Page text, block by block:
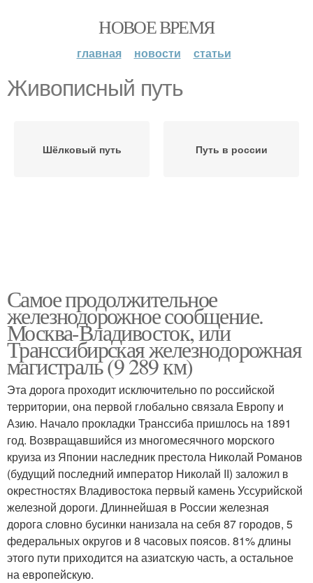
НОВОЕ ВРЕМЯ
главная новости статьи
Живописный путь
Шёлковый путь Путь в россии
Самое продолжительное
железнодорожное сообщение.
Москва-Владивосток, или
Транссибирская железнодорожная
магистраль (9 289 км)
Эта дорога проходит исключительно по российской
территории, она первой глобально связала Европу и
Азию. Начало прокладки Транссиба пришлось на 1891
год. Возвращавшийся из многомесячного морского
круиза из Японии наследник престола Николай Романов
(будущий последний император Николай II) заложил в
окрестностях Владивостока первый камень Уссурийской
железной дороги. Длиннейшая в России железная
дорога словно бусинки нанизала на себя 87 городов, 5
федеральных округов и 8 часовых поясов. 81% длины
этого пути приходится на азиатскую часть, а остальное
на европейскую.